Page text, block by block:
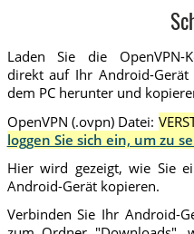
Laden Sie die OpenVPN-
direkt auf Ihr Android-
dem PC herunter und
OpenVPN (.ovpn) Datei:
loggen Sie sich ein, um zu
Hier wird gezeigt, wie Sie
Android-Gerät kopieren.
Verbinden Sie Ihr Android-